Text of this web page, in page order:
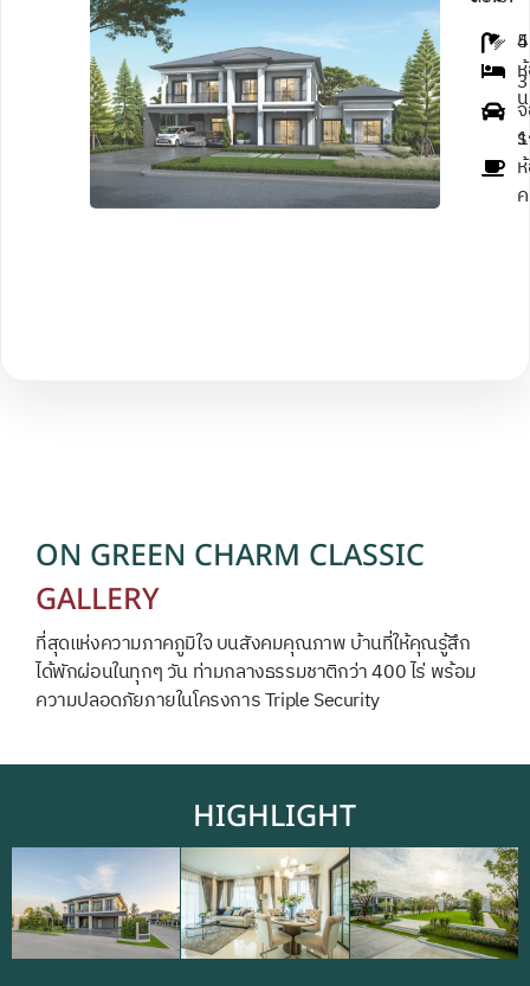
4
1
ON GREEN CHARM CLASSIC
GALLERY
ที่สุดแห่งความภาคภูมิใจ บนสังคมคุณภาพ บ้านที่ให้คุณรู้สึก
ได้พักผ่อนในทุกๆ วัน ท่ามกลางธรรมชาติกว่า 400 ไร่ พร้อม
ความปลอดภัยภายในโครงการ Triple Security
HIGHLIGHT